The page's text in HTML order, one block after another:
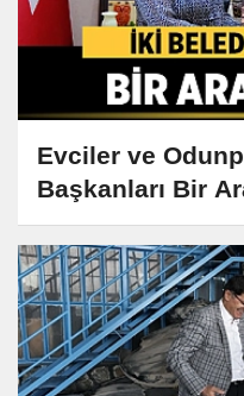
Evciler ve
Başkanları Bir